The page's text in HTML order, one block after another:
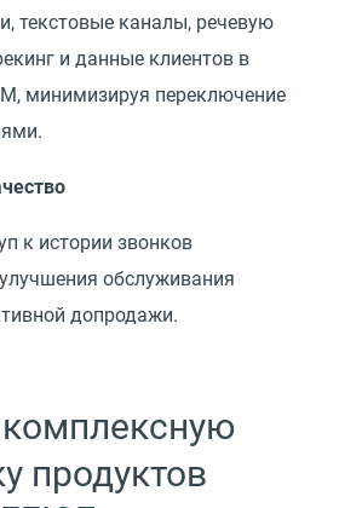
текстовые каналы, речевую
и данные клиентов в
минимизируя переключение
к истории звонков
обслуживания
допродажи.
продуктов